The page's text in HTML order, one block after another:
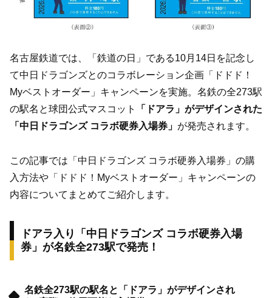
名古屋鉄道では、「鉄道の日」である10月14日を記念し
て中日ドラゴンズとのコラボレーション企画「ドドド！
Myベストオーダー」キャンペーンを実施。名鉄の全273駅
の駅名と球団公式マスコット
「ドアラ」がデザインされた
「中日ドラゴンズ コラボ硬券入場券」 が発売されます。
この記事では「中日ドラゴンズ コラボ硬券入場券」の購
入方法や「ドドド！Myベストオーダー」キャンペーンの
内容についてまとめてご紹介します。
ドアラ入り「中日ドラゴンズ コラボ硬券入場
券」が名鉄全273駅で発売！
名鉄全273駅の駅名と「ドアラ」がデザインされ